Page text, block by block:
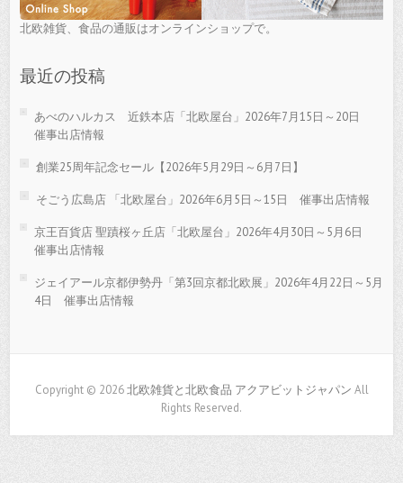
北欧雑貨、食品の通販はオンラインショップで。
最近の投稿
あべのハルカス 近鉄本店「北欧屋台」2026年7月15日～20日
催事出店情報
創業25周年記念セール【2026年5月29日～6月7日】
そごう広島店 「北欧屋台」2026年6月5日～15日 催事出店情報
京王百貨店 聖蹟桜ヶ丘店「北欧屋台」2026年4月30日～5月6日
催事出店情報
ジェイアール京都伊勢丹「第3回京都北欧展」2026年4月22日～5月
4日 催事出店情報
Copyright © 2026北欧雑貨と北欧食品 アクアビットジャパン All
Rights Reserved.